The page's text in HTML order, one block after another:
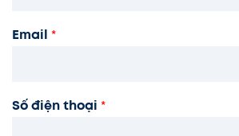
Email *
Số điện thoại *